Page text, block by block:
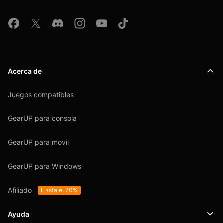
Acerca de
Juegos compatibles
GearUP para consola
GearUP para movil
GearUP para Windows
Afiliado Hasta el 70%
Ayuda